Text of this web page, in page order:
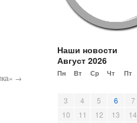
→
Наши новости
Август 2026
Пн Вт Ср Чт Пт
3
4 5 6 7
10
11 12 13 14